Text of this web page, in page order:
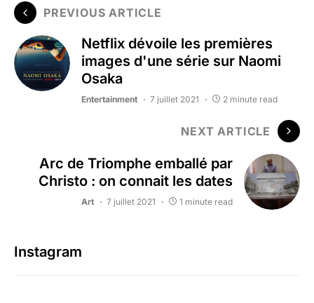
PREVIOUS ARTICLE
Netflix dévoile les premières
images d'une série sur Naomi
Osaka
Entertainment 7 juillet 2021 2 minute read
NEXT ARTICLE
Arc de Triomphe emballé par
Christo : on connait les dates
Art 7 juillet 2021 1 minute read
Instagram